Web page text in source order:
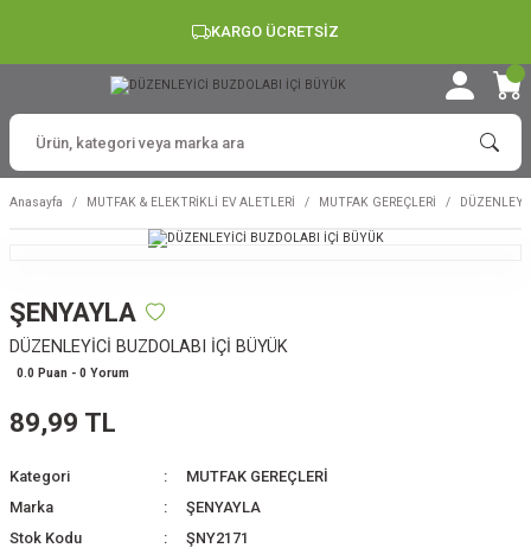
KARGO ÜCRETSİZ
Anasayfa MUTFAK & ELEKTRİKLİ EV ALETLERİ MUTFAK GEREÇLERİ
ŞENYAYLA
DÜZENLEYİCİ BUZDOLABI İÇİ BÜYÜK
0.0 Puan - 0 Yorum
89,99 TL
Kategori
MUTFAK GEREÇLERİ
Marka
ŞENYAYLA
Stok Kodu
ŞNY2171